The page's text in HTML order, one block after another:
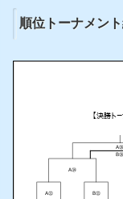
順位トーナメン